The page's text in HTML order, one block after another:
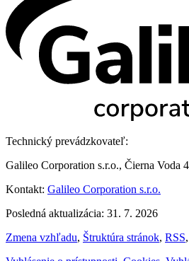
Technický prevádzkovateľ:
Galileo Corporation s.r.o., Čierna Voda
Kontakt: Galileo Corporation s.r.o.
Posledná aktualizácia: 31. 7. 2026
Zmena vzhľadu, Štruktúra stránok, RSS,